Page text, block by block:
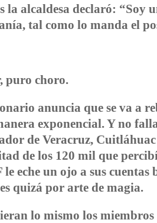
la alcaldesa declaró: “Soy
tal como lo manda el
puro choro.
anuncia que se va a
exponencial. Y no
de Veracruz,
de los 120 mil que
eche un ojo a sus cuentas
quizá por arte de magia.
lo mismo los miembros